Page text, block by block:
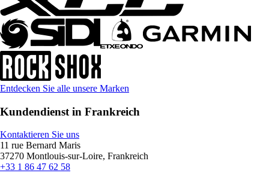
Entdecken Sie alle unsere Marken
Kundendienst in Frankreich
Kontaktieren Sie uns
11 rue Bernard Maris
37270 Montlouis-sur-Loire, Frankreich
+33 1 86 47 62 58